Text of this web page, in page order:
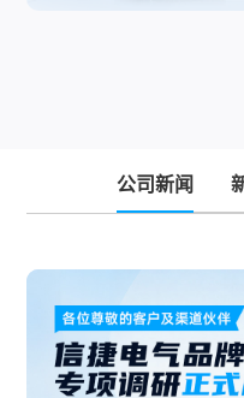
公司新闻